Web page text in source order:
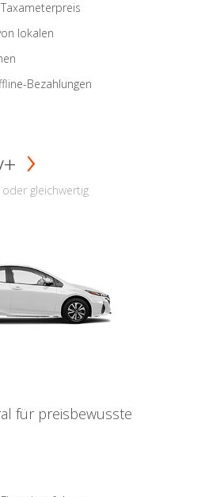
lokalen
Bezahlungen
gleichwertig
für preisbewusste